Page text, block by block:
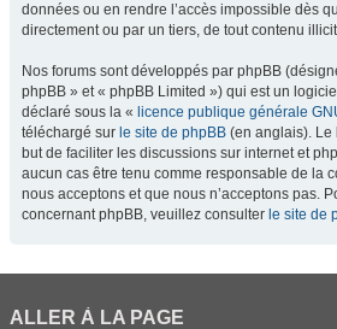
données ou en rendre l’accès impossible dès
directement ou par un tiers, de tout contenu
Nos forums sont développés par phpBB
phpBB » et « phpBB Limited ») qui est un
déclaré sous la « licence publique générale
téléchargé sur le site de phpBB (en anglais). Le
but de faciliter les discussions sur internet et
aucun cas être tenu comme responsable de la
nous acceptons et que nous n’acceptons pas.
concernant phpBB, veuillez consulter le site de
ALLER À LA PAGE